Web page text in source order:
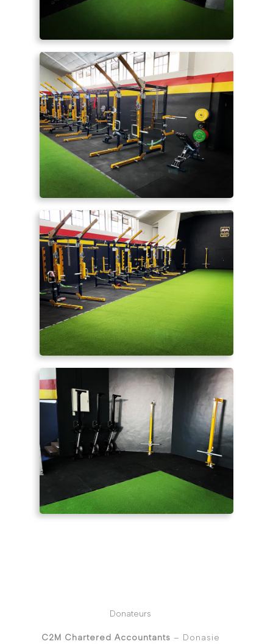
Donateurs
C2M Chartered Accountants – Donasie